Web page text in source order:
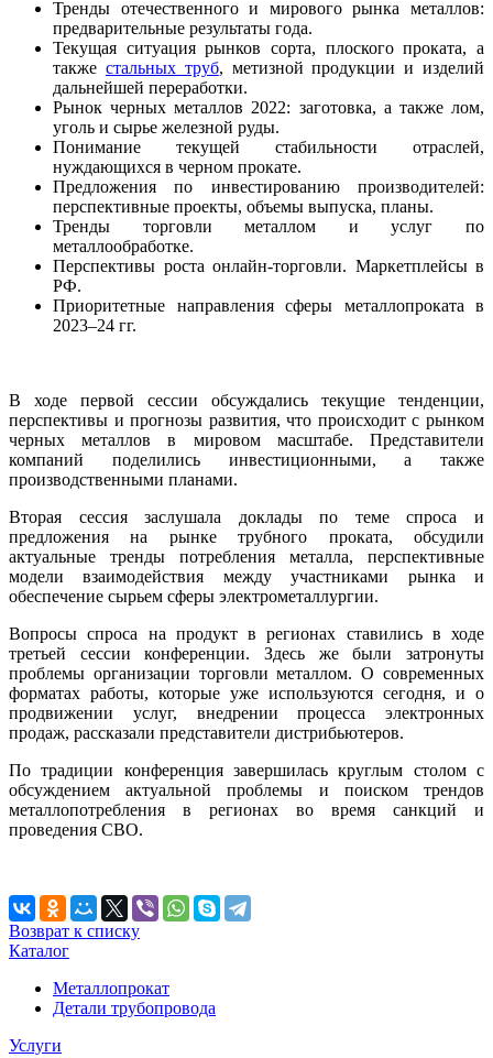
Тренды отечественного и мирового рынка металлов:
предварительные результаты года.
Текущая ситуация рынков сорта, плоского проката, а
также стальных труб, метизной продукции и изделий
дальнейшей переработки.
Рынок черных металлов 2022: заготовка, а также лом,
уголь и сырье железной руды.
Понимание текущей стабильности отраслей,
нуждающихся в черном прокате.
Предложения по инвестированию производителей:
перспективные проекты, объемы выпуска, планы.
Тренды торговли металлом и услуг по
металлообработке.
Перспективы роста онлайн-торговли. Маркетплейсы в
РФ.
Приоритетные направления сферы металлопроката в
2023–24 гг.
В ходе первой сессии обсуждались текущие тенденции,
перспективы и прогнозы развития, что происходит с рынком
черных металлов в мировом масштабе. Представители
компаний поделились инвестиционными, а также
производственными планами.
Вторая сессия заслушала доклады по теме спроса и
предложения на рынке трубного проката, обсудили
актуальные тренды потребления металла, перспективные
модели взаимодействия между участниками рынка и
обеспечение сырьем сферы электрометаллургии.
Вопросы спроса на продукт в регионах ставились в ходе
третьей сессии конференции. Здесь же были затронуты
проблемы организации торговли металлом. О современных
форматах работы, которые уже используются сегодня, и о
продвижении услуг, внедрении процесса электронных
продаж, рассказали представители дистрибьютеров.
По традиции конференция завершилась круглым столом с
обсуждением актуальной проблемы и поиском трендов
металлопотребления в регионах во время санкций и
проведения СВО.
Возврат к списку
Каталог
Металлопрокат
Детали трубопровода
Услуги